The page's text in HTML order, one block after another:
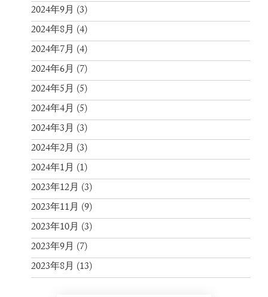
2024年9月 (3)
2024年8月 (4)
2024年7月 (4)
2024年6月 (7)
2024年5月 (5)
2024年4月 (5)
2024年3月 (3)
2024年2月 (3)
2024年1月 (1)
2023年12月 (3)
2023年11月 (9)
2023年10月 (3)
2023年9月 (7)
2023年8月 (13)